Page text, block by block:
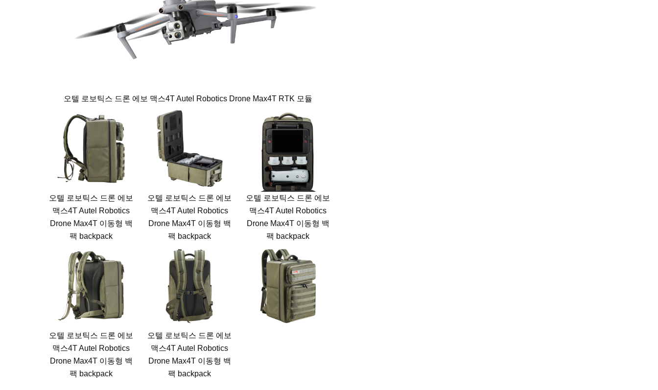
오텔 로보틱스 드론 에보 맥스4T Autel Robotics Drone Max4T RTK 모듈
오텔 로보틱스 드론 에보
맥스4T Autel Robotics
Drone Max4T 이동형 백
팩 backpack
오텔 로보틱스 드론 에보
맥스4T Autel Robotics
Drone Max4T 이동형 백
팩 backpack
오텔 로보틱스 드론 에보
맥스4T Autel Robotics
Drone Max4T 이동형 백
팩 backpack
오텔 로보틱스 드론 에보
맥스4T Autel Robotics
Drone Max4T 이동형 백
팩 backpack
오텔 로보틱스 드론 에보
맥스4T Autel Robotics
Drone Max4T 이동형 백
팩 backpack